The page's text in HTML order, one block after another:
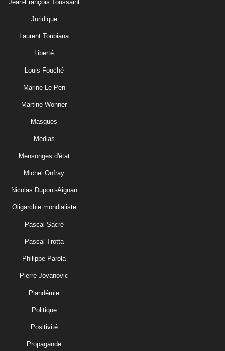
Jean-François Toussaint
Juridique
Laurent Toubiana
Liberté
Louis Fouché
Marine Le Pen
Martine Wonner
Masques
Medias
Mensonges d'état
Michel Onfray
Nicolas Dupont-Aignan
Oligarchie mondialiste
Pascal Sacré
Pascal Trotta
Philippe Parola
Pierre Jovanovic
Plandémie
Politique
Positivité
Propagande